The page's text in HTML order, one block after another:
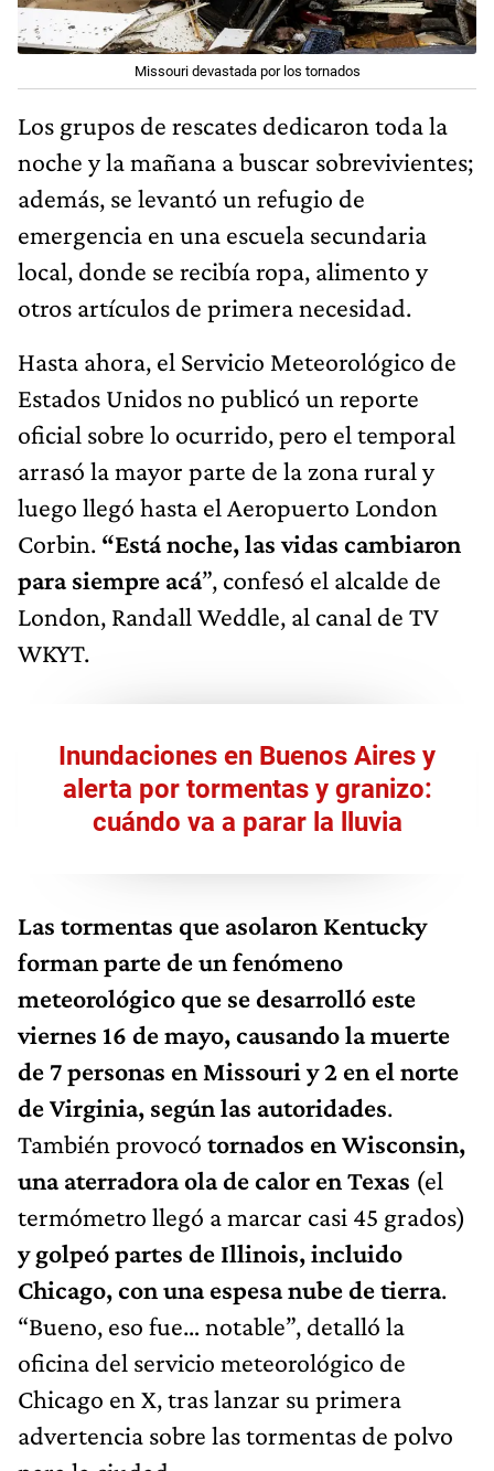
Missouri devastada por los tornados
noche y la mañana a buscar sobrevivientes;
además, se levantó un refugio de
emergencia en una escuela secundaria
local, donde se recibía ropa, alimento y
otros artículos de primera necesidad.
Estados Unidos no publicó un reporte
oficial sobre lo ocurrido, pero el temporal
arrasó la mayor parte de la zona rural y
luego llegó hasta el Aeropuerto London
Corbin.“Está noche, las vidas cambiaron
para siempre acá”, confesó el alcalde de
London, Randall Weddle, al canal de TV
WKYT.
alerta por tormentas y granizo:
cuándo va a parar la lluvia
forman parte de un fenómeno
meteorológico que se desarrolló este
viernes 16 de mayo, causando la muerte
de 7 personas en Missouri y 2 en el norte
de Virginia, según las autoridades.
También provocótornados en Wisconsin,
una aterradora ola de calor en Texas(el
termómetro llegó a marcar casi 45 grados)
y golpeó partes de Illinois, incluido
Chicago, con una espesa nube de tierra
“Bueno, eso fue… notable”, detalló la
oficina del servicio meteorológico de
Chicago en X, tras lanzar su primera
advertencia sobre las tormentas de polvo
para la ciudad.